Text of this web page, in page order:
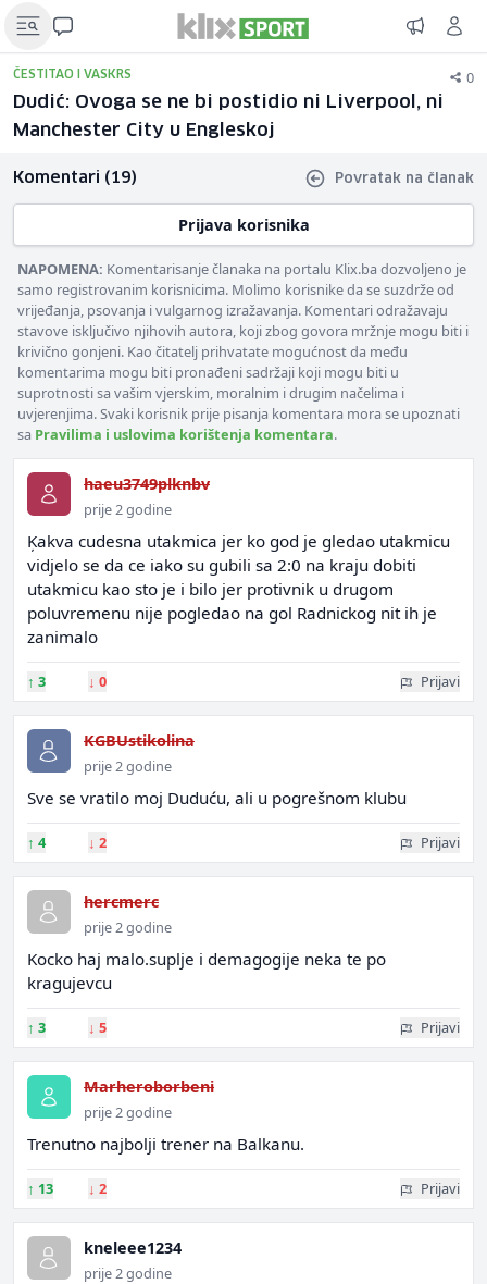
ČESTITAO I VASKRS 0
Dudić: Ovoga se ne bi postidio ni Liverpool, ni
Manchester City u Engleskoj
Komentari (19) Povratak na članak
Prijava korisnika
NAPOMENA: Komentarisanje članaka na portalu Klix.ba dozvoljeno je
samo registrovanim korisnicima. Molimo korisnike da se suzdrže od
vrijeđanja, psovanja i vulgarnog izražavanja. Komentari odražavaju
stavove isključivo njihovih autora, koji zbog govora mržnje mogu biti i
krivično gonjeni. Kao čitatelj prihvatate mogućnost da među
komentarima mogu biti pronađeni sadržaji koji mogu biti u
suprotnosti sa vašim vjerskim, moralnim i drugim načelima i
uvjerenjima. Svaki korisnik prije pisanja komentara mora se upoznati
sa Pravilima i uslovima korištenja komentara.
haeu3749plknbv
prije 2 godine
Ķakva cudesna utakmica jer ko god je gledao utakmicu
vidjelo se da ce iako su gubili sa 2:0 na kraju dobiti
utakmicu kao sto je i bilo jer protivnik u drugom
poluvremenu nije pogledao na gol Radnickog nit ih je
zanimalo
↑ 3 ↓ 0 Prijavi
KGBUstikolina
prije 2 godine
Sve se vratilo moj Duduću, ali u pogrešnom klubu
↑ 4 ↓ 2 Prijavi
hercmerc
prije 2 godine
Kocko haj malo.suplje i demagogije neka te po
kragujevcu
↑ 3 ↓ 5 Prijavi
Marheroborbeni
prije 2 godine
Trenutno najbolji trener na Balkanu.
↑ 13 ↓ 2 Prijavi
kneleee1234
prije 2 godine